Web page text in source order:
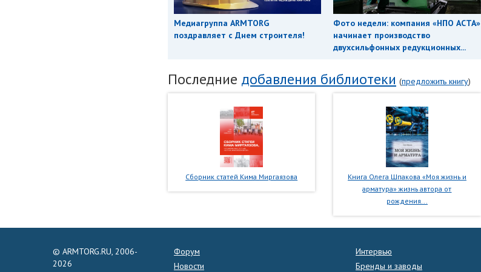
Медиагруппа ARMTORG
поздравляет с Днем строителя!
Фото недели: компания «НПО АСТА»
начинает производство
двухсильфонных редукционных...
Последние добавления библиотеки (предложить книгу)
Сборник статей Кима Миргаязова
Книга Олега Шпакова «Моя жизнь и
арматура» жизнь автора от
рождения...
© ARMTORG.RU, 2006-
2026
Форум
Новости
Интервью
Бренды и заводы